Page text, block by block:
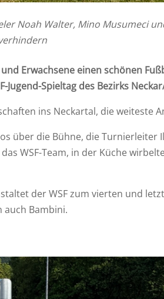
Noah Walter, Mino Musumeci
Erwachsene einen schönen
Jugend-Spieltag des Bezirks
ins Neckartal, die weiteste
über die Bühne, die
WSF-Team, in der Küche
der WSF zum vierten und
auch Bambini.